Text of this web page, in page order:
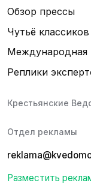
Обзор прессы
Чутьё классиков
Международная
Реплики
Крестьянские
Отдел рекламы
Разместить